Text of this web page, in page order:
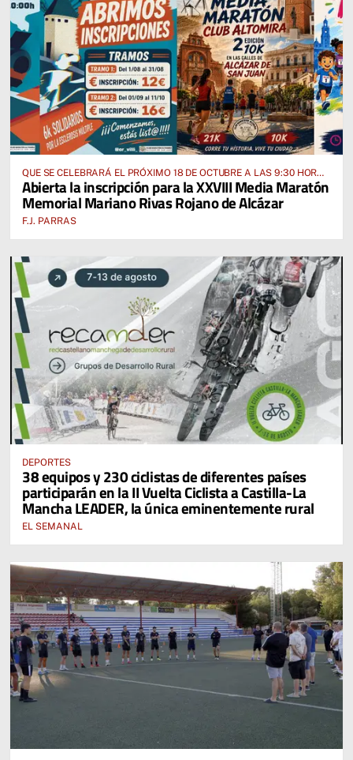
QUE SE CELEBRARÁ EL PRÓXIMO 18 DE OCTUBRE A LAS 9:30 HORAS
DESDE EL PABELLÓN VICENTE PANIAGUA
Abierta la inscripción para la XXVIII Media Maratón
Memorial Mariano Rivas Rojano de Alcázar
F.J. PARRAS
DEPORTES
38 equipos y 230 ciclistas de diferentes países
participarán en la II Vuelta Ciclista a Castilla-La
Mancha LEADER, la única eminentemente rural
EL SEMANAL